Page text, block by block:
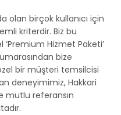
olan birçok kullanıcı için
kriterdir. Biz bu
Hizmet Paketi’
bize
bir müşteri temsilcisi
deneyimimiz, Hakkari
mutlu referansın